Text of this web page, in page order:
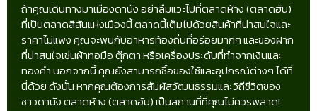
ถ้าคุณเดินทางมาเมืองดานัง อย่าลืมแวะไปที่ตลาดห้าง (ตลาดฮัน)
ที่เป็นตลาดสีสันแห่งเมืองนี้ ตลาดนี้เต็มไปด้วยสินค้าที่น่าสนใจและ
ราคาไม่แพง คุณจะพบกับอาหารท้องถิ่นที่อร่อยมากๆ และของฝาก
ที่น่าสนใจเช่นผ้าทอมือ ตุ๊กตา หรือเครื่องประดับที่ทำจากเงินและ
ทองคำ นอกจากนี้ คุณยังสามารถซื้อของใช้และอุปกรณ์ต่างๆ ได้ที่
นี่ด้วย ดังนั้น หากคุณต้องการสัมผัสวัฒนธรรมและวิถีชีวิตของ
ชาวดานัง ตลาดห้าง (ตลาดฮัน) เป็นสถานที่ที่คุณไม่ควรพลาด!